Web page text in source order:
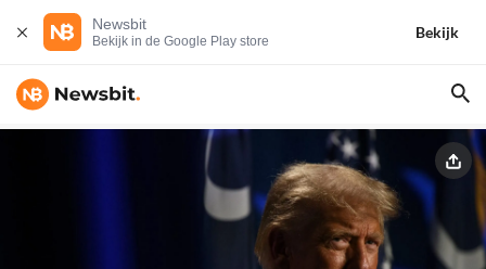
Newsbit
Bekijk in de Google Play store
Bekijk